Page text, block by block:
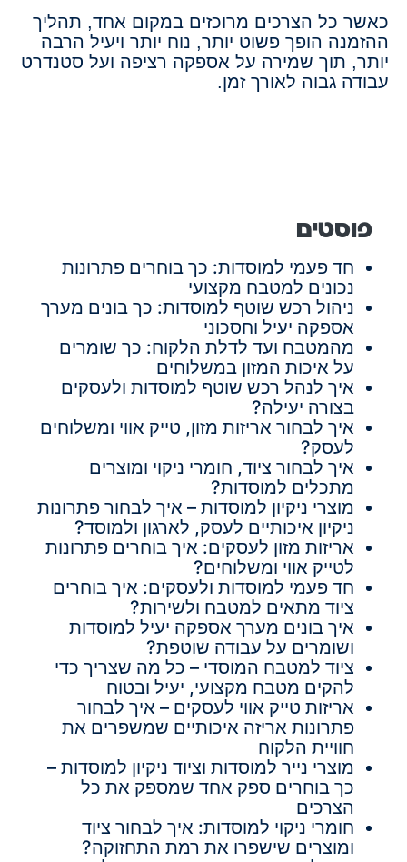
כאשר כל הצרכים מרוכזים במקום אחד, תהליך
ההזמנה הופך פשוט יותר, נוח יותר ויעיל הרבה
יותר, תוך שמירה על אספקה רציפה ועל סטנדרט
עבודה גבוה לאורך זמן.
פוסטים
חד פעמי למוסדות: כך בוחרים פתרונות
נכונים למטבח מקצועי
ניהול רכש שוטף למוסדות: כך בונים מערך
אספקה יעיל וחסכוני
מהמטבח ועד לדלת הלקוח: כך שומרים
על איכות המזון במשלוחים
איך לנהל רכש שוטף למוסדות ולעסקים
בצורה יעילה?
איך לבחור אריזות מזון, טייק אווי ומשלוחים
לעסק?
איך לבחור ציוד, חומרי ניקוי ומוצרים
מתכלים למוסדות?
מוצרי ניקיון למוסדות – איך לבחור פתרונות
ניקיון איכותיים לעסק, לארגון ולמוסד?
אריזות מזון לעסקים: איך בוחרים פתרונות
לטייק אווי ומשלוחים?
חד פעמי למוסדות ולעסקים: איך בוחרים
ציוד מתאים למטבח ולשירות?
איך בונים מערך אספקה יעיל למוסדות
ושומרים על עבודה שוטפת?
ציוד למטבח המוסדי – כל מה שצריך כדי
להקים מטבח מקצועי, יעיל ובטוח
אריזות טייק אווי לעסקים – איך לבחור
פתרונות אריזה איכותיים שמשפרים את
חוויית הלקוח
מוצרי נייר למוסדות וציוד ניקיון למוסדות –
כך בוחרים ספק אחד שמספק את כל
הצרכים
חומרי ניקוי למוסדות: איך לבחור ציוד
ומוצרים שישפרו את רמת התחזוקה?